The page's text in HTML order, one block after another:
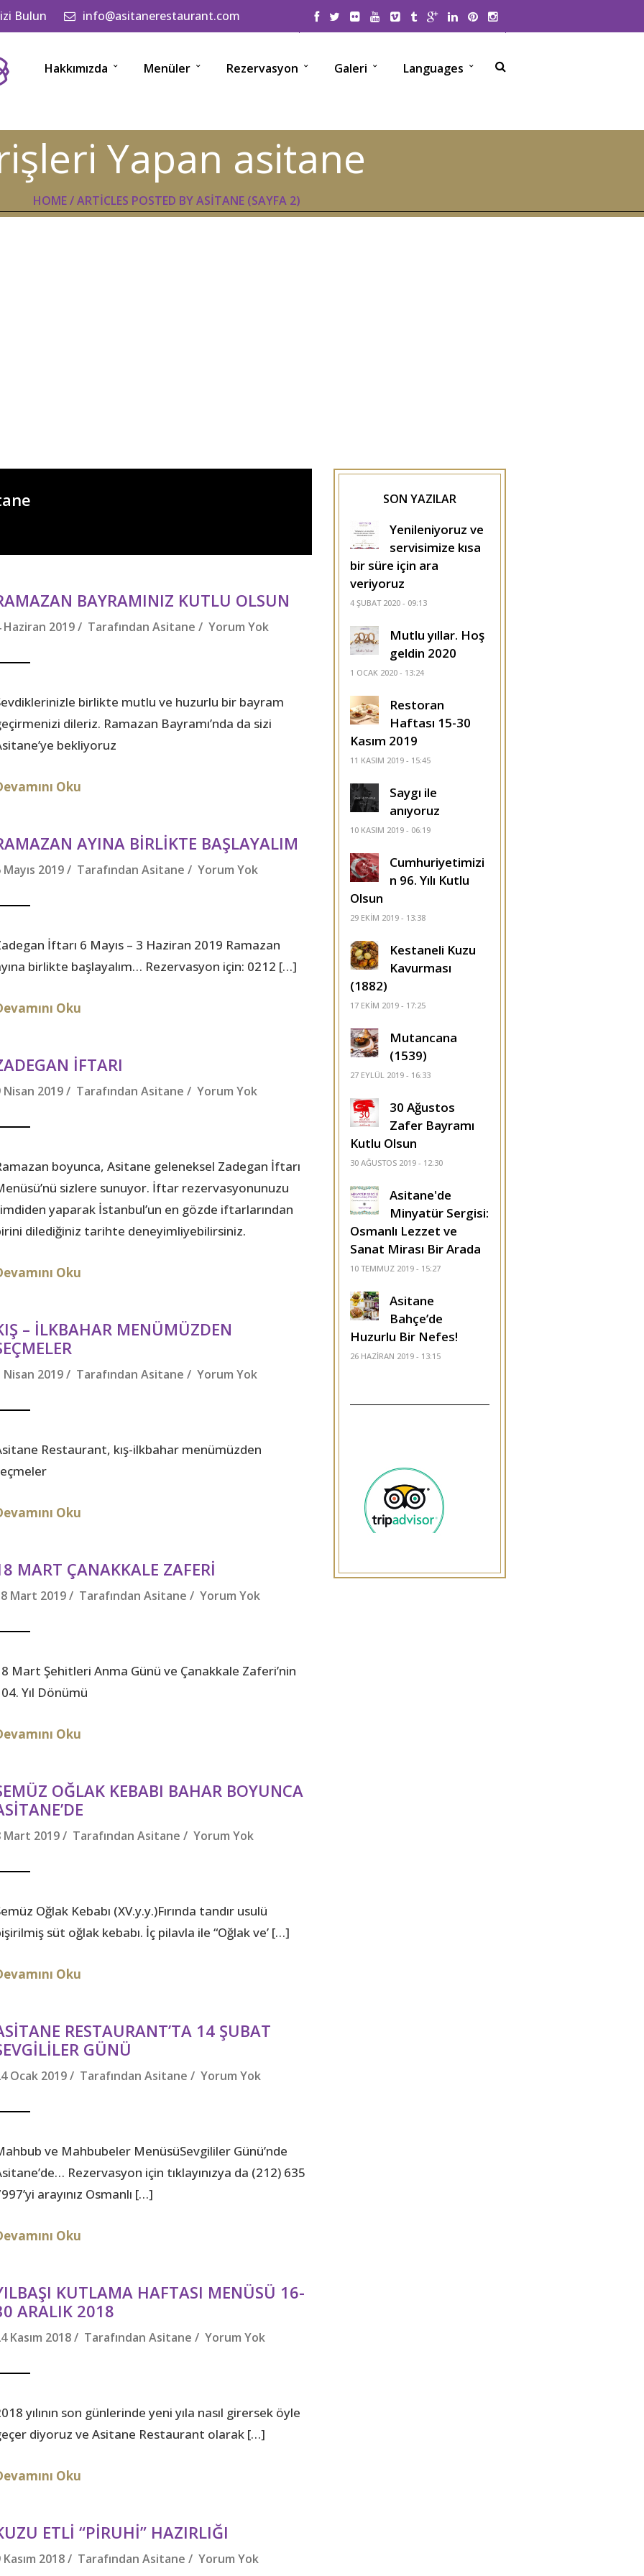
Bulun info@asitanerestaurant.com
Hakkımızda Menüler Rezervasyon Galeri Languages
Yapan asitane
HOME/ARTICLES POSTED BY ASITANE(SAYFA 2)
BAYRAMINIZ KUTLU OLSUN
Haziran 2019 / TarafındanAsitane /Yorum Yok
birlikte mutlu ve huzurlu bir bayram
dileriz. Ramazan Bayramı’nda da sizi
bekliyoruz
Oku
AYINA BIRLIKTE BAŞLAYALIM
Mayıs 2019 / TarafındanAsitane /Yorum Yok
İftarı 6 Mayıs – 3 Haziran 2019 Ramazan
birlikte başlayalım… Rezervasyon için: 0212 […]
Oku
İFTARI
Nisan 2019 / TarafındanAsitane /Yorum Yok
boyunca, Asitane geleneksel Zadegan İftarı
sizlere sunuyor. İftar rezervasyonunuzu
yaparak İstanbul’un en gözde iftarlarından
dilediğiniz tarihte deneyimliyebilirsiniz.
Oku
– İLKBAHAR MENÜMÜZDEN
Nisan 2019 / TarafındanAsitane /Yorum Yok
Restaurant, kış-ilkbahar menümüzden
Oku
MART ÇANAKKALE ZAFERI
Mart 2019 / TarafındanAsitane /Yorum Yok
Mart Şehitleri Anma Günü ve Çanakkale Zaferi’nin
Yıl Dönümü
Oku
OĞLAK KEBABI BAHAR BOYUNCA
Mart 2019 / TarafındanAsitane /Yorum Yok
Oğlak Kebabı (XV.y.y.)Fırında tandır usulü
süt oğlak kebabı. İç pilavla ile “Oğlak ve’ […]
Oku
RESTAURANT’TA 14 ŞUBAT
GÜNÜ
Ocak 2019 / TarafındanAsitane /Yorum Yok
ve Mahbubeler MenüsüSevgililer Günü’nde
Rezervasyon için tıklayınızya da (212) 635
arayınız Osmanlı […]
Oku
KUTLAMA HAFTASI MENÜSÜ 16-
ARALIK 2018
Kasım 2018 / TarafındanAsitane /Yorum Yok
yılının son günlerinde yeni yıla nasıl girersek öyle
diyoruz ve Asitane Restaurant olarak […]
Oku
ETLI “PIRUHI” HAZIRLIĞI
Kasım 2018 / TarafındanAsitane /Yorum Yok
SON YAZILAR
Yenileniyoruz ve
servisimize kısa
bir süre için ara
veriyoruz
4 ŞUBAT 2020 - 09:13
Mutlu yıllar. Hoş
geldin 2020
1 OCAK 2020 - 13:24
Restoran
Haftası 15-30
Kasım 2019
11 KASIM 2019 - 15:45
Saygı ile
anıyoruz
10 KASIM 2019 - 06:19
Cumhuriyetimizi
n 96. Yılı Kutlu
Olsun
29 EKIM 2019 - 13:38
Kestaneli Kuzu
Kavurması
(1882)
17 EKIM 2019 - 17:25
Mutancana
(1539)
27 EYLÜL 2019 - 16:33
30 Ağustos
Zafer Bayramı
Kutlu Olsun
30 AĞUSTOS 2019 - 12:30
Asitane'de
Minyatür Sergisi:
Osmanlı Lezzet ve
Sanat Mirası Bir Arada
10 TEMMUZ 2019 - 15:27
Asitane
Bahçe’de
Huzurlu Bir Nefes!
26 HAZIRAN 2019 - 13:15